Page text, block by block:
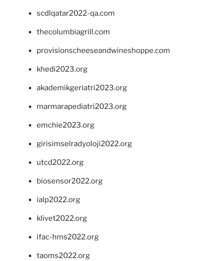
scdlqatar2022-qa.com
thecolumbiagrill.com
provisionscheeseandwineshoppe.com
khedi2023.org
akademikgeriatri2023.org
marmarapediatri2023.org
emchie2023.org
girisimselradyoloji2022.org
utcd2022.org
biosensor2022.org
ialp2022.org
klivet2022.org
ifac-hms2022.org
taoms2022.org